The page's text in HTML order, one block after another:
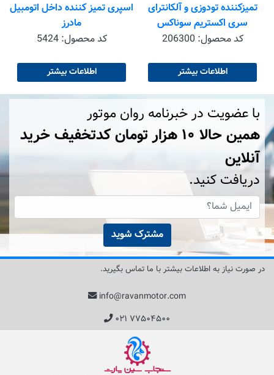
تمیزکننده تودوزی و آلکانترای
سری اکستریم سوناکس
کد محصول: 206300
اطلاعات بیشتر
اسپری تمیز کننده داخل اتومبیل
مادرز
کد محصول:5424
اطلاعات بیشتر
با عضویت در خبرنامه روان موتور
همین حالا ۱۰ هزار تومان کد‌تخفیف خرید
آنلاین
دریافت کنید.
مشترک شوید
در صورت نیاز به اطلاعات بیشتر با ما تماس بگیرید.
info@ravanmotor.com
۰۲۱ ۷۷۵۰۴۵۰۰